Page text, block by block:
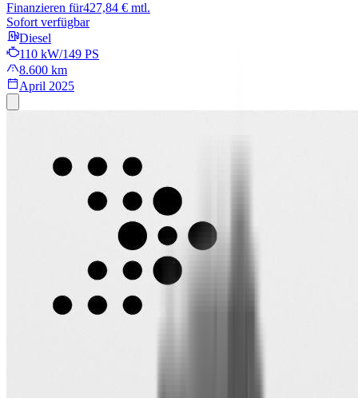
Finanzieren für427,84 € mtl.
Sofort verfügbar
Diesel
110 kW/149 PS
8.600 km
April 2025